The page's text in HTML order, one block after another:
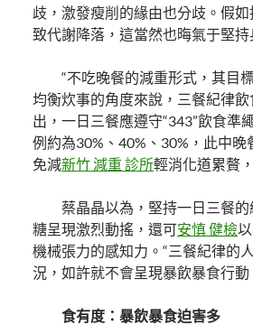
歧，激發瘦削的緣由也分歧。假
致代謝降落，這當然也晦氣于堅
“不吃晚餐的減重形式，其目
均衡炊事的角度來說，三餐紀律
出，一日三餐應遵守“343”飲食準
例約為30%、40%、30%，此中
免減新竹 減重 診所輕消化道累贅
蔡晶晶以為，堅持一日三餐
糖呈現激烈動搖，還可安慎 健檢
機械張力的感知力。“三餐紀律的
況，如許就不會呈現暴飲暴食行動
食有度：暴飲暴食迫害多